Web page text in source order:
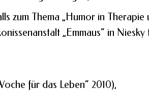
zum Thema „Humor in
„Emmaus“ in Niesky
für das Leben“ 2010),